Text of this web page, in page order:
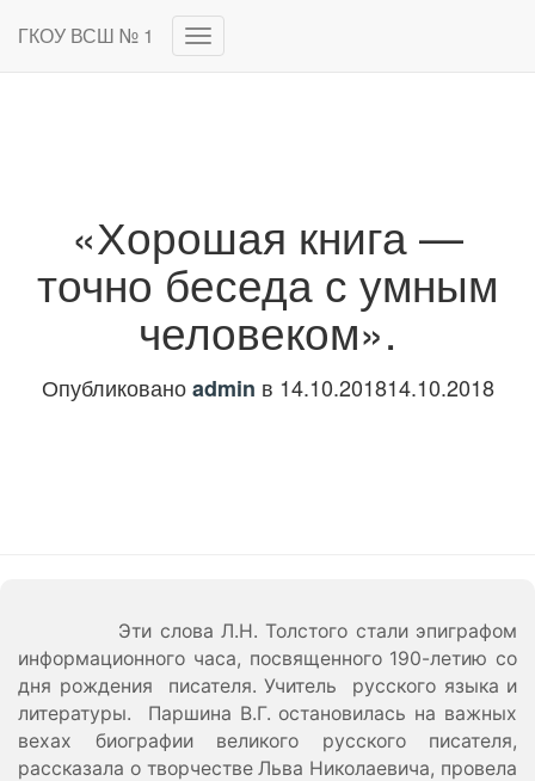
ГКОУ ВСШ № 1
Переключить
навигацию
«Хорошая книга —
точно беседа с умным
человеком».
Опубликованоadmin в 14.10.201814.10.2018
Эти слова Л.Н. Толстого стали эпиграфом
информационного часа, посвященного 190-летию со
дня рождения писателя. Учитель русского языка и
литературы. Паршина В.Г. остановилась на важных
вехах биографии великого русского писателя,
рассказала о творчестве Льва Николаевича, провела